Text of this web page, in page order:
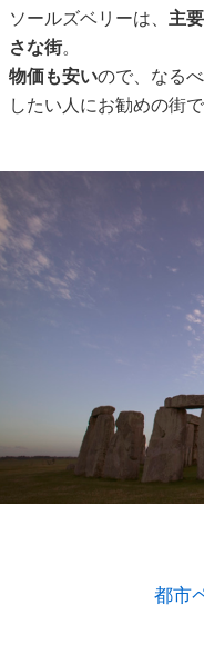
ソールズベリーは、 主
さな街。
物価も安いので、なる
したい人にお勧めの街で
都市